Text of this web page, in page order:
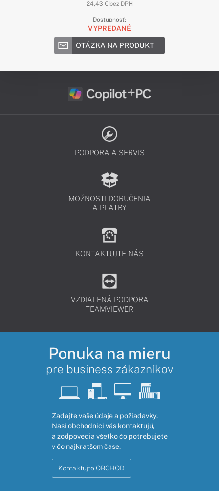
24,43 € bez DPH
Dostupnosť:
VYPREDANÉ
OTÁZKA NA PRODUKT
PODPORA A SERVIS
MOŽNOSTI DORUČENIA
A PLATBY
KONTAKTUJTE NÁS
VZDIALENÁ PODPORA
TEAMVIEWER
Ponuka na mieru
pre business zákazníkov
Zadajte vaše údaje a požiadavky.
Naši obchodníci vás kontaktujú,
a zodpovedia všetko čo potrebujete
v čo najkratšom čase.
Kontaktujte OBCHOD